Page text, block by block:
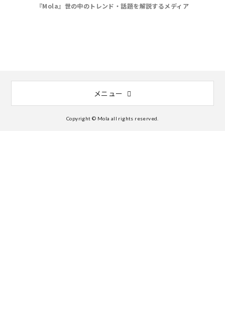
『Mola』世の中のトレンド・話題を解説するメディア
メニュー
Copyright © Mola all rights reserved.